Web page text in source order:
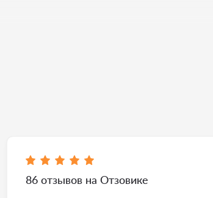
86 отзывов на Отзовике